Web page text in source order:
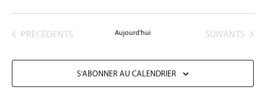
ÉVÈNEMENTS
PRÉCÉDENTS Aujourd’hui ÉVÈNEMENTS
SUIVANTS
S’ABONNER AU CALENDRIER